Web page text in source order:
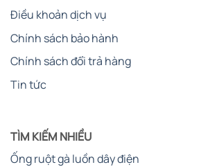
Điều khoản dịch vụ
Chính sách bảo hành
Chính sách đổi trả hàng
Tin tức
TÌM KIẾM NHIỀU
Ống ruột gà luồn dây điện